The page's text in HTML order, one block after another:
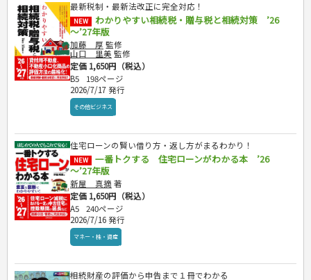
最新税制・最新法改正に完全対応！
NEW
わかりやすい相続税・贈与税と相続対策 ’26
～’27年版
加藤 厚 監修
山口 里美 監修
定価 1,650円（税込）
B5
198ページ
2026/7/17 発行
その他ビジネス
住宅ローンの賢い借り方・返し方がまるわかり！
NEW
一番トクする 住宅ローンがわかる本 ’26
～’27年版
新屋 真摘 著
定価 1,650円（税込）
A5
240ページ
2026/7/16 発行
マネー・株・資産
相続財産の評価から申告まで１冊でわかる